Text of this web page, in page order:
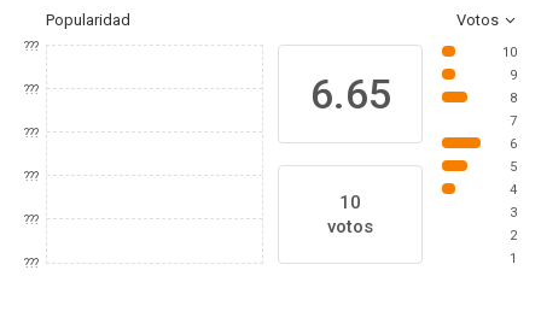
Popularidad Votos
???
???
???
???
???
???
6.65
10
votos
10
9
8
7
6
5
4
3
2
1